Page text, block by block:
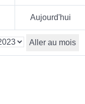
Aujourd'hui
Aller au mois